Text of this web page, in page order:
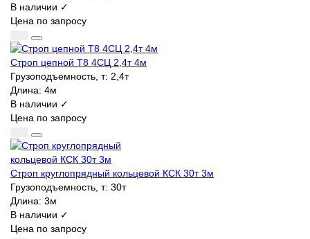
В наличии ✓
Цена по запросу
Строп цепной Т8 4СЦ 2,4т 4м
Грузоподъемность, т: 2,4т
Длина: 4м
В наличии ✓
Цена по запросу
Строп круглопрядный кольцевой КСК 30т 3м
Грузоподъемность, т: 30т
Длина: 3м
В наличии ✓
Цена по запросу